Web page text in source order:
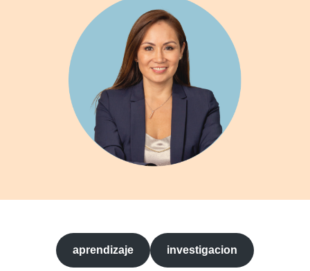
aprendizaje investigacion